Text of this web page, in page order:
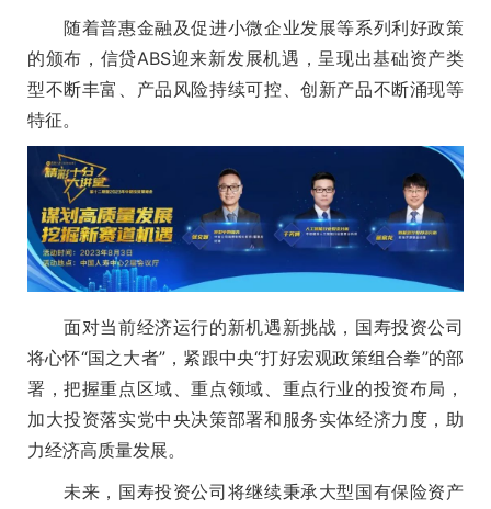
随着普惠金融及促进小微企业发展等系列利好政策
的颁布，信贷ABS迎来新发展机遇，呈现出基础资产类
型不断丰富、产品风险持续可控、创新产品不断涌现等
特征。
面对当前经济运行的新机遇新挑战，国寿投资公司
将心怀“国之大者”，紧跟中央“打好宏观政策组合拳”的部
署，把握重点区域、重点领域、重点行业的投资布局，
加大投资落实党中央决策部署和服务实体经济力度，助
力经济高质量发展。
未来，国寿投资公司将继续秉承大型国有保险资产